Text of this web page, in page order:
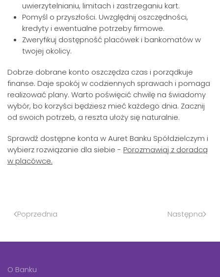
uwierzytelnianiu, limitach i zastrzeganiu kart.
Pomyśl o przyszłości. Uwzględnij oszczędności,
kredyty i ewentualne potrzeby firmowe.
Zweryfikuj dostępność placówek i bankomatów w
twojej okolicy.
Dobrze dobrane konto oszczędza czas i porządkuje
finanse. Daje spokój w codziennych sprawach i pomaga
realizować plany. Warto poświęcić chwilę na świadomy
wybór, bo korzyści będziesz mieć każdego dnia. Zacznij
od swoich potrzeb, a reszta ułoży się naturalnie.
Sprawdź dostępne konta w Auret Banku Spółdzielczym i
wybierz rozwiązanie dla siebie - Porozmawiaj z doradcą
w placówce.
Poprzednia Następna
O Banku